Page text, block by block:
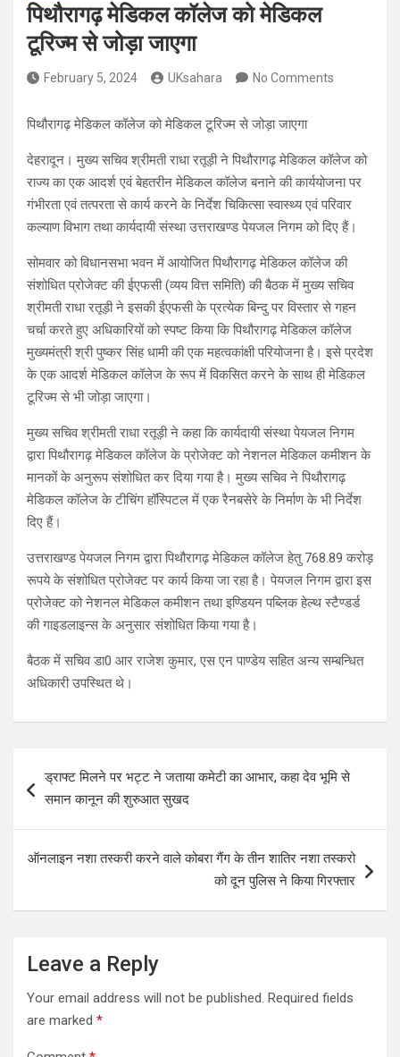
पिथौरागढ़ मेडिकल कॉलेज को मेडिकल
टूरिज्म से जोड़ा जाएगा
February 5, 2024 UKsahara No Comments
पिथौरागढ़ मेडिकल कॉलेज को मेडिकल टूरिज्म से जोड़ा जाएगा
देहरादून। मुख्य सचिव श्रीमती राधा रतूड़ी ने पिथौरागढ़ मेडिकल कॉलेज को
राज्य का एक आदर्श एवं बेहतरीन मेडिकल कॉलेज बनाने की कार्ययोजना पर
गंभीरता एवं तत्परता से कार्य करने के निर्देश चिकित्सा स्वास्थ्य एवं परिवार
कल्याण विभाग तथा कार्यदायी संस्था उत्तराखण्ड पेयजल निगम को दिए हैं।
सोमवार को विधानसभा भवन में आयोजित पिथौरागढ़ मेडिकल कॉलेज की
संशोधित प्रोजेक्ट की ईएफसी (व्यय वित्त समिति) की बैठक में मुख्य सचिव
श्रीमती राधा रतूड़ी ने इसकी ईएफसी के प्रत्येक बिन्दु पर विस्तार से गहन
चर्चा करते हुए अधिकारियों को स्पष्ट किया कि पिथौरागढ़ मेडिकल कॉलेज
मुख्यमंत्री श्री पुष्कर सिंह धामी की एक महत्वकांक्षी परियोजना है। इसे प्रदेश
के एक आदर्श मेडिकल कॉलेज के रूप में विकसित करने के साथ ही मेडिकल
टूरिज्म से भी जोड़ा जाएगा।
मुख्य सचिव श्रीमती राधा रतूड़ी ने कहा कि कार्यदायी संस्था पेयजल निगम
द्वारा पिथौरागढ़ मेडिकल कॉलेज के प्रोजेक्ट को नेशनल मेडिकल कमीशन के
मानकों के अनुरूप संशोधित कर दिया गया है। मुख्य सचिव ने पिथौरागढ़
मेडिकल कॉलेज के टीचिंग हॉस्पिटल में एक रैनबसेरे के निर्माण के भी निर्देश
दिए हैं।
उत्तराखण्ड पेयजल निगम द्वारा पिथौरागढ़ मेडिकल कॉलेज हेतु 768.89 करोड़
रूपये के संशोधित प्रोजेक्ट पर कार्य किया जा रहा है। पेयजल निगम द्वारा इस
प्रोजेक्ट को नेशनल मेडिकल कमीशन तथा इण्डियन पब्लिक हेल्थ स्टैण्डर्ड
की गाइडलाइन्स के अनुसार संशोधित किया गया है।
बैठक में सचिव डा0 आर राजेश कुमार, एस एन पाण्डेय सहित अन्य सम्बन्धित
अधिकारी उपस्थित थे।
navigation
ड्राफ्ट मिलने पर भट्ट ने जताया कमेटी का आभार, कहा देव भूमि से
समान कानून की शुरुआत सुखद
ऑनलाइन नशा तस्करी करने वाले कोबरा गैंग के तीन शातिर नशा तस्करो
को दून पुलिस ने किया गिरफ्तार
Leave a Reply
Your email address will not be published. Required fields
are marked *